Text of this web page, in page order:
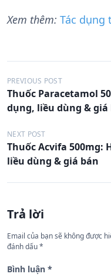
Xem thêm: Tác dụng
Đ
i
u
h
n
b
à
PREVIOUS POST
Thuốc Paracetamol
dụng, liều dùng & giá
NEXT POST
Thuốc Acvifa 500mg:
liều dùng & giá bán
Trả lời
Email của bạn sẽ không được
đánh dấu*
Bình luận *